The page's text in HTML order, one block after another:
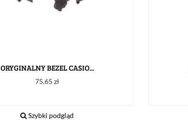
ORYGINALNY BEZEL CASIO...
Cena
75,65 zł
Szybki podgląd